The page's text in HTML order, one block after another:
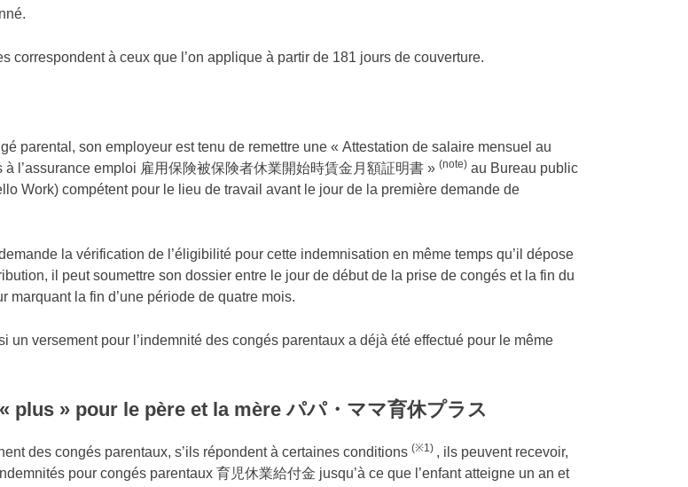
correspondent à ceux que l’on applique à partir de 181 jours de couverture.
parental, son employeur est tenu de remettre une « Attestation de salaire mensuel au
l’assurance emploi 雇用保険被保険者休業開始時賃金月額証明書 » (note) au Bureau public
Work) compétent pour le lieu de travail avant le jour de la première demande de
la vérification de l’éligibilité pour cette indemnisation en même temps qu’il dépose
il peut soumettre son dossier entre le jour de début de la prise de congés et la fin du
marquant la fin d’une période de quatre mois.
un versement pour l’indemnité des congés parentaux a déjà été effectué pour le même
plus » pour le père et la mère パパ・ママ育休プラス
des congés parentaux, s’ils répondent à certaines conditions (※1) , ils peuvent recevoir,
pour congés parentaux 育児休業給付金 jusqu’à ce que l’enfant atteigne un an et